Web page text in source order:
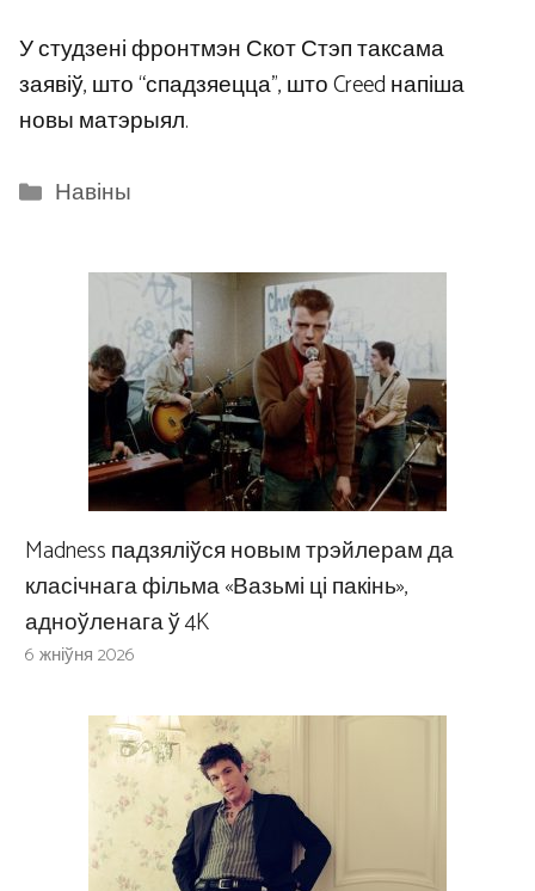
У студзені фронтмэн Скот Стэп таксама
заявіў, што “спадзяецца”, што Creed напіша
новы матэрыял.
Categories
Навіны
Madness падзяліўся новым трэйлерам да
класічнага фільма «Вазьмі ці пакінь»,
адноўленага ў 4K
6 жніўня 2026